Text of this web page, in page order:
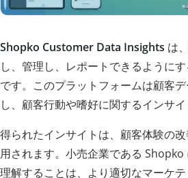
Shopko Customer Data Insights は
し、管理し、レポートできるように
です。このプラットフォームは顧客
し、顧客行動や嗜好に関するインサイ
得られたインサイトは、顧客体験の
用されます。小売企業である Shopko
理解することは、より適切なマーケ